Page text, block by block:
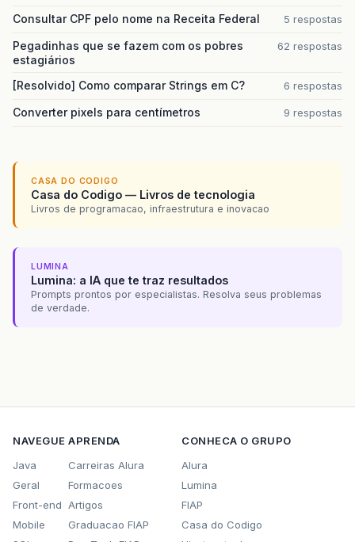
Consultar CPF pelo nome na Receita Federal 5 respostas
Pegadinhas que se fazem com os pobres
estagiários
62 respostas
[Resolvido] Como comparar Strings em C? 6 respostas
Converter pixels para centímetros 9 respostas
CASA DO CODIGO
Casa do Codigo — Livros de tecnologia
Livros de programacao, infraestrutura e inovacao
LUMINA
Lumina: a IA que te traz resultados
Prompts prontos por especialistas. Resolva seus problemas
de verdade.
NAVEGUE
Java
Geral
Front-end
Mobile
APRENDA
Carreiras Alura
Formacoes
Artigos
Graduacao FIAP
CONHECA O GRUPO
Alura
Lumina
FIAP
Casa do Codigo